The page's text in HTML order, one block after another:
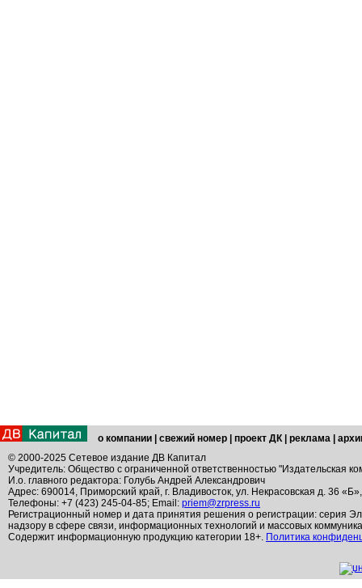
о компании свежий номер проект ДК реклама
© 2000-2025 Сетевое издание ДВ Капитал
Учредитель: Общество с ограниченной ответственностью "Издательская
И.о. главного редактора: Голубь Андрей Александрович
Адрес: 690014, Приморский край, г. Владивосток, ул. Некрасовская д. 36
Телефоны: +7 (423) 245-04-85; Email: priem@zrpress.ru
Регистрационный номер и дата принятия решения о регистрации: серия
надзору в сфере связи, информационных технологий и массовых
Содержит информационную продукцию категории 18+. Политика